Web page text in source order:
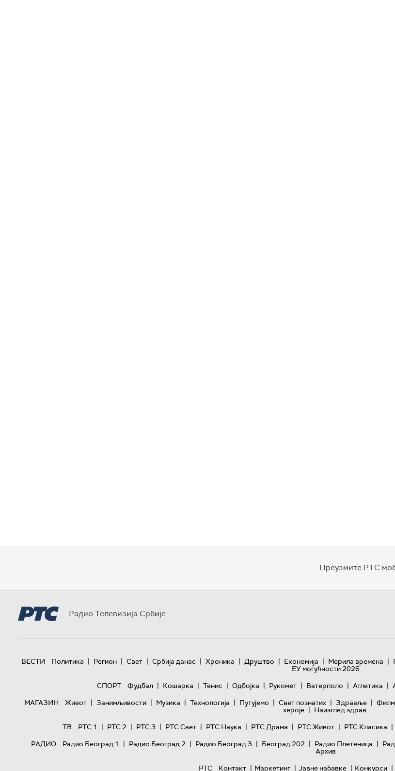
Преузмите РТС
Радио Телевизија Србије
ВЕСТИ Политика | Регион | Свет | Србија данас | Хроника | Друштво | Економија | Мерила времена |
ЕУ могућности 2026
СПОРТ
Фудбал | Кошарка | Тенис | Одбојка | Рукомет | Ватерполо | Атлетика |
МАГАЗИН
Живот | Занимљивости | Музика | Технологијa | Путујемо | Свет познатих | Здравље |
хероје | Наизглед здрав
ТВ
РТС 1 | РТС 2 | РТС 3 | РТС Свет | РТС Наука | РТС Драма | РТС Живот | РТС Класика |
РАДИО
Радио Београд 1 | Радио Београд 2 | Радио Београд 3 | Београд 202 | Радио Плетеница |
Архив
РТС
Контакт | Маркетинг | Јавне набавке | Конкурси |